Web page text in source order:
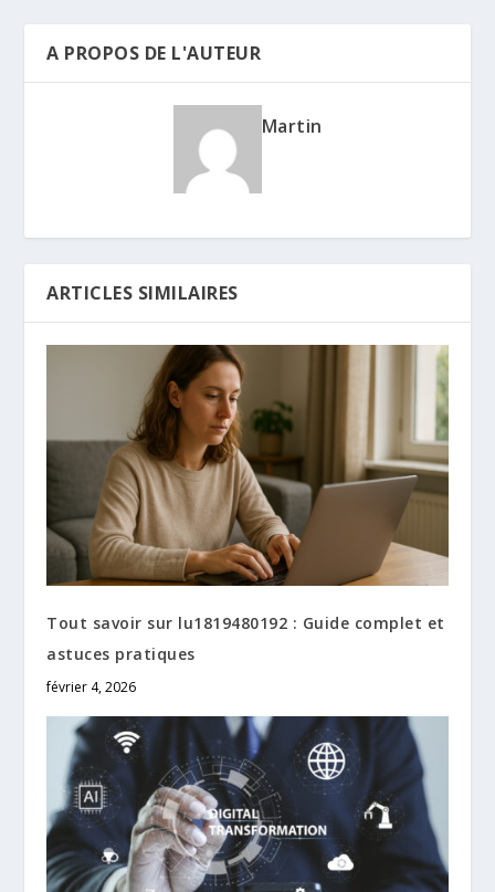
A PROPOS DE L'AUTEUR
Martin
ARTICLES SIMILAIRES
Tout savoir sur lu1819480192 : Guide complet et
astuces pratiques
février 4, 2026